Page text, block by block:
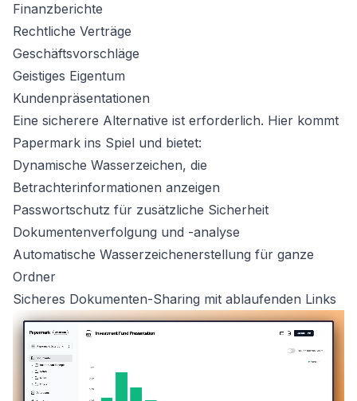
Finanzberichte
Rechtliche Verträge
Geschäftsvorschläge
Geistiges Eigentum
Kundenpräsentationen
Eine sicherere Alternative ist erforderlich. Hier kommt
Papermark ins Spiel und bietet:
Dynamische Wasserzeichen, die
Betrachterinformationen anzeigen
Passwortschutz für zusätzliche Sicherheit
Dokumentenverfolgung und -analyse
Automatische Wasserzeichenerstellung für ganze
Ordner
Sicheres Dokumenten-Sharing mit ablaufenden Links